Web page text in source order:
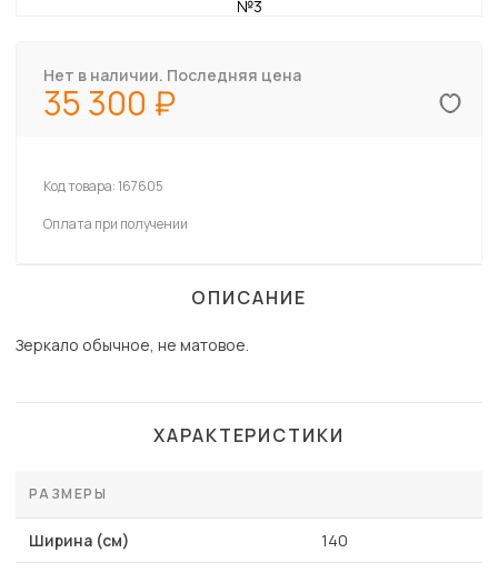
Нет в наличии. Последняя цена
35 300
Код товара:167605
Оплата при получении
ОПИСАНИЕ
Зеркало обычное, не матовое.
ХАРАКТЕРИСТИКИ
РАЗМЕРЫ
Ширина (см) 140